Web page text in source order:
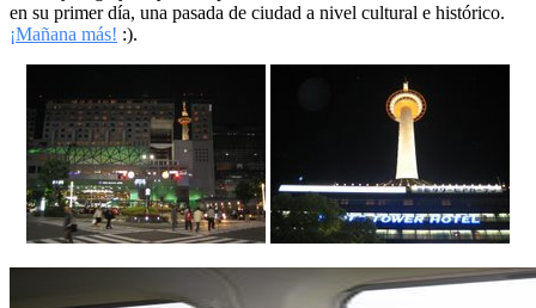
en su primer día, una pasada de ciudad a nivel cultural e histórico.
¡Mañana más! :).